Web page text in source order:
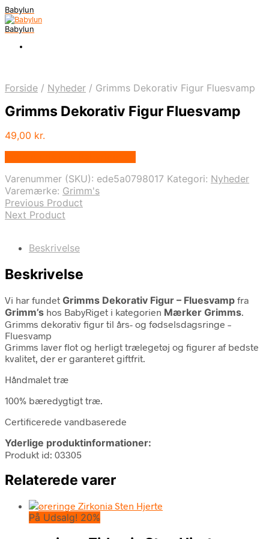
Babylun
Babylun
Forside / Nyheder / Grimms Dekorativ Figur Fluesvamp
Grimms Dekorativ Figur Fluesvamp
49,00 kr.
Varenummer (SKU): ede5a0798017 Kategori: Nyheder
Varemærke: Grimm's
Previous Product
Next Product
Beskrivelse
Beskrivelse
Vi har fundet Grimms Dekorativ Figur – Fluesvamp fra
Grimm’s hos BabyRiget i kategorien Mærker Grimms.
Grimms dekorativ figur til års- og fødselsdagsringe –
Fluesvamp
Grimms laver flot og herligt trælegetøj og figurer af bedste
kvalitet, der er garanteret giftfrit.
Håndmalet træ
100% bæredygtigt træ.
Certificerede vandbaserede
Yderlige produktinformationer:
Produkt id: 03305
Relaterede varer
På Udsalg! 20%